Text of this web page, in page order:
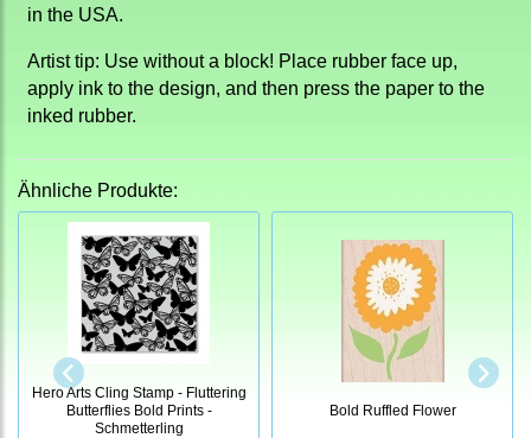
in the USA.
Artist tip: Use without a block! Place rubber face up,
apply ink to the design, and then press the paper to the
inked rubber.
Ähnliche Produkte:
Hero Arts Cling Stamp - Fluttering
Butterflies Bold Prints -
Schmetterling
Bold Ruffled Flower